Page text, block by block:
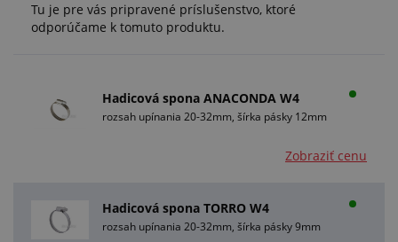
Tu je pre vás pripravené príslušenstvo, ktoré
odporúčame k tomuto produktu.
Hadicová spona ANACONDA W4
rozsah upínania 20-32mm, šírka pásky 12mm
Zobraziť cenu
Hadicová spona TORRO W4
rozsah upínania 20-32mm, šírka pásky 9mm